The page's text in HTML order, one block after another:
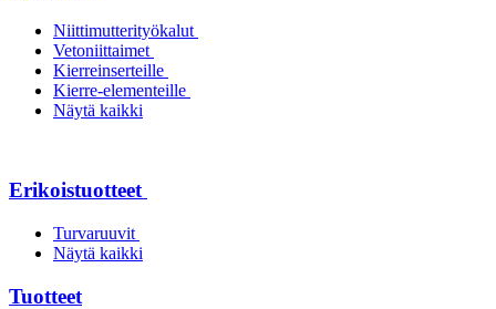
Niittimutterityökalut
Vetoniittaimet
Kierreinserteille
Kierre-elementeille
Näytä kaikki
Erikoistuotteet
Turvaruuvit
Näytä kaikki
Tuotteet